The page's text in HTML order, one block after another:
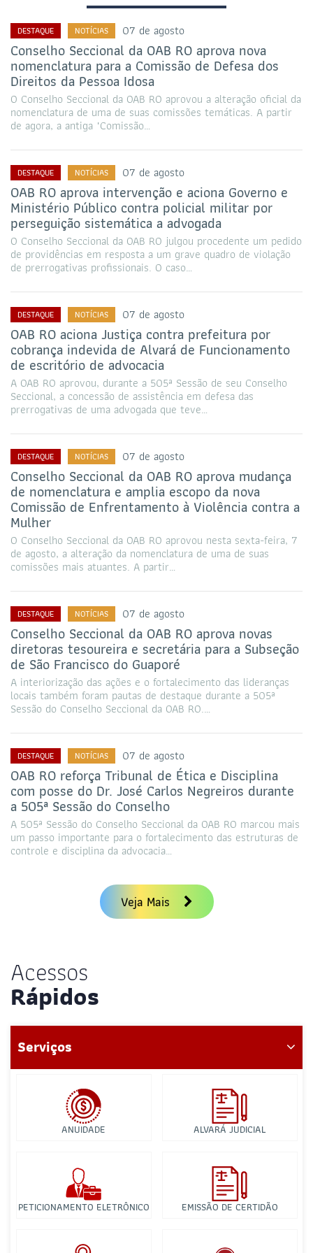
DESTAQUE NOTÍCIAS 07 de agosto
Conselho Seccional da OAB RO aprova nova
nomenclatura para a Comissão de Defesa dos
Direitos da Pessoa Idosa
O Conselho Seccional da OAB RO aprovou a alteração oficial da
nomenclatura de uma de suas comissões temáticas. A partir
de agora, a antiga "Comissão…
DESTAQUE NOTÍCIAS 07 de agosto
OAB RO aprova intervenção e aciona Governo e
Ministério Público contra policial militar por
perseguição sistemática a advogada
O Conselho Seccional da OAB RO julgou procedente um pedido
de providências em resposta a um grave quadro de violação
de prerrogativas profissionais. O caso…
DESTAQUE NOTÍCIAS 07 de agosto
OAB RO aciona Justiça contra prefeitura por
cobrança indevida de Alvará de Funcionamento
de escritório de advocacia
A OAB RO aprovou, durante a 505ª Sessão de seu Conselho
Seccional, a concessão de assistência em defesa das
prerrogativas de uma advogada que teve…
DESTAQUE NOTÍCIAS 07 de agosto
Conselho Seccional da OAB RO aprova mudança
de nomenclatura e amplia escopo da nova
Comissão de Enfrentamento à Violência contra a
Mulher
O Conselho Seccional da OAB RO aprovou nesta sexta-feira, 7
de agosto, a alteração da nomenclatura de uma de suas
comissões mais atuantes. A partir…
DESTAQUE NOTÍCIAS 07 de agosto
Conselho Seccional da OAB RO aprova novas
diretoras tesoureira e secretária para a Subseção
de São Francisco do Guaporé
A interiorização das ações e o fortalecimento das lideranças
locais também foram pautas de destaque durante a 505ª
Sessão do Conselho Seccional da OAB RO.…
DESTAQUE NOTÍCIAS 07 de agosto
OAB RO reforça Tribunal de Ética e Disciplina
com posse do Dr. José Carlos Negreiros durante
a 505ª Sessão do Conselho
A 505ª Sessão do Conselho Seccional da OAB RO marcou mais
um passo importante para o fortalecimento das estruturas de
controle e disciplina da advocacia…
Veja Mais
Acessos
Rápidos
Serviços
ANUIDADE ALVARÁ JUDICIAL
PETICIONAMENTO ELETRÔNICO EMISSÃO DE CERTIDÃO